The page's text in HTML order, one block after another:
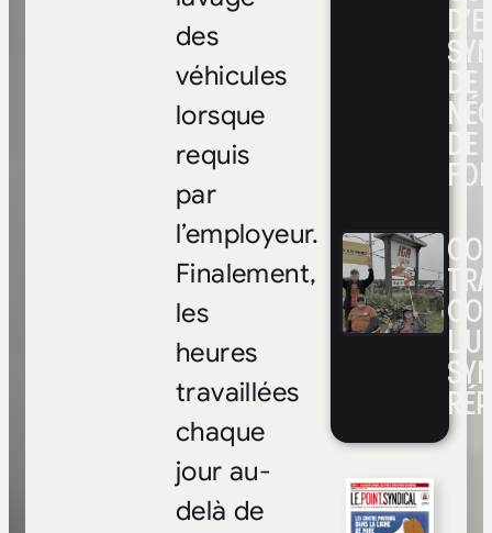
DE
DE
FOI
des
véhicules
lorsque
requis
par
l’employeur.
Finalement,
les
heures
travaillées
chaque
jour au-
delà de